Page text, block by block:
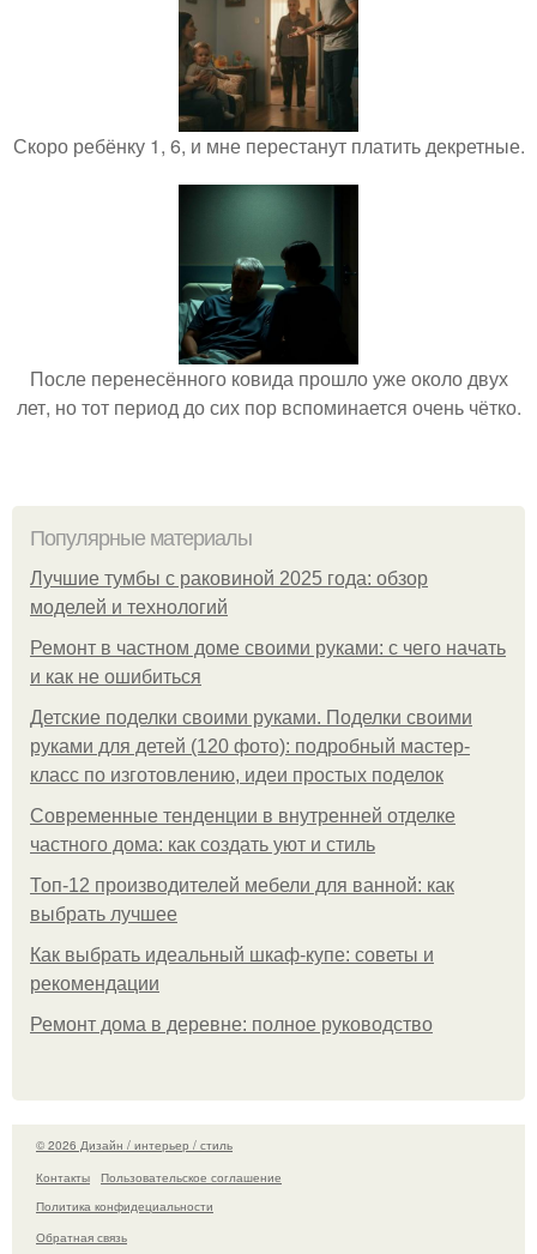
Скоро ребёнку 1, 6, и мне перестанут платить декретные.
После перенесённого ковида прошло уже около двух
лет, но тот период до сих пор вспоминается очень чётко.
Популярные материалы
Лучшие тумбы с раковиной 2025 года: обзор
моделей и технологий
Ремонт в частном доме своими руками: с чего начать
и как не ошибиться
Детские поделки своими руками. Поделки своими
руками для детей (120 фото): подробный мастер-
класс по изготовлению, идеи простых поделок
Современные тенденции в внутренней отделке
частного дома: как создать уют и стиль
Топ-12 производителей мебели для ванной: как
выбрать лучшее
Как выбрать идеальный шкаф-купе: советы и
рекомендации
Ремонт дома в деревне: полное руководство
© 2026 Дизайн / интерьер / стиль
Контакты
Пользовательское соглашение
Политика конфидециальности
Обратная связь